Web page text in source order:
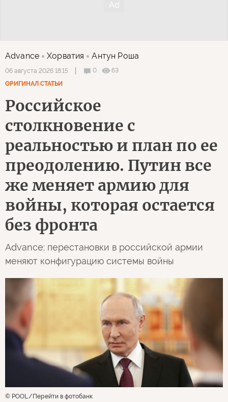
Advance Хорватия Антун Роша
06 августа 2026 18:15 0
63
ОРИГИНАЛ СТАТЬИ
Российское
столкновение с
реальностью и план по ее
преодолению. Путин все
же меняет армию для
войны, которая остается
без фронта
Advance: перестановки в российской армии
меняют конфигурацию системы войны
© POOL Перейти в фотобанк